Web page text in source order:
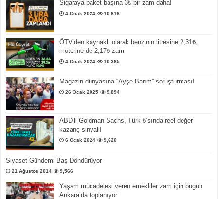
Sigaraya paket başına 3₺ bir zam daha!
4 Ocak 2024 10,818
ÖTV’den kaynaklı olarak benzinin litresine 2,31₺,
motorine de 2,17₺ zam
4 Ocak 2024 10,385
Magazin dünyasına “Ayşe Barım” soruşturması!
26 Ocak 2025 9,894
ABD’li Goldman Sachs, Türk ₺’sında reel değer
kazanç sinyali!
6 Ocak 2024 9,620
Siyaset Gündemi Baş Döndürüyor
21 Ağustos 2014 9,566
Yaşam mücadelesi veren emekliler zam için bugün
Ankara’da toplanıyor